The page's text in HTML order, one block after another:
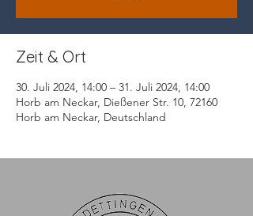
Zeit & Ort
30. Juli 2024, 14:00 – 31. Juli 2024, 14:00
Horb am Neckar, Dießener Str. 10, 72160
Horb am Neckar, Deutschland